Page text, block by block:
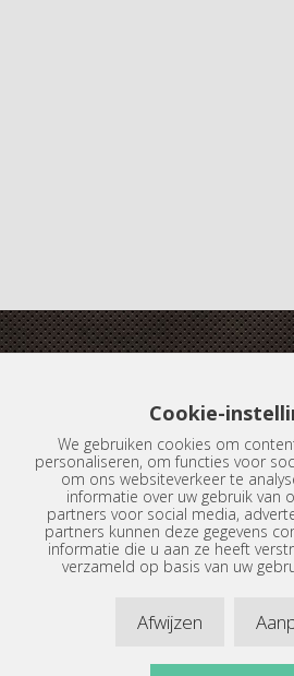
9712 LN Groningen
Tel.:050-3134398
Cookie-
We gebruiken cookies om
personaliseren, om functies voor
om ons websiteverkeer te
informatie over uw gebruik van
partners voor social media,
partners kunnen deze gegevens
informatie die u aan ze heeft
verzameld op basis van uw
Afwijzen